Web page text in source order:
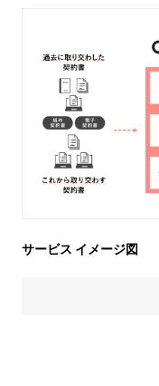
サービス イメージ図